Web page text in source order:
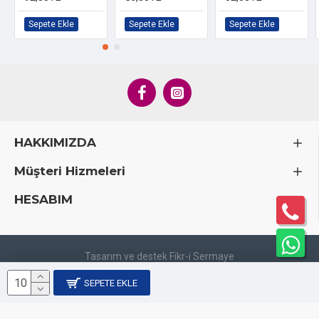
SEPETE EKLE
Sepete Ekle Sepete Ekle Sepete Ekle
HAKKIMIZDA
Müşteri Hizmeleri
HESABIM
Tasarım ve destek Fikr-i Sermaye